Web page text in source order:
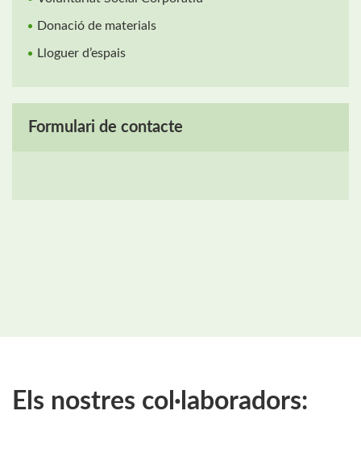
Donació de materials
Lloguer d’espais
Formulari de contacte
Els nostres col·laboradors: